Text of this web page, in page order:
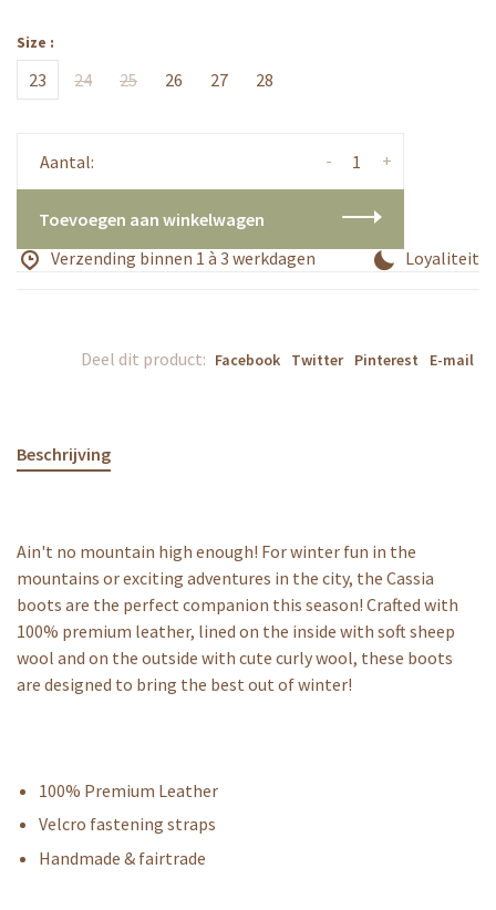
Size :
23 24 25 26 27 28
Aantal: +
-
Toevoegen aan winkelwagen
Verzending binnen 1 à 3 werkdagen
Deel dit product: Facebook Twitter Pinterest E-mail
Beschrijving
Ain't no mountain high enough! For winter fun in the
mountains or exciting adventures in the city, the Cassia
boots are the perfect companion this season! Crafted with
100% premium leather, lined on the inside with soft sheep
wool and on the outside with cute curly wool, these boots
are designed to bring the best out of winter!
100% Premium Leather
Velcro fastening straps
Handmade & fairtrade